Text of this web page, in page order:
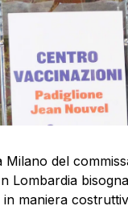
del
Lombardia
maniera